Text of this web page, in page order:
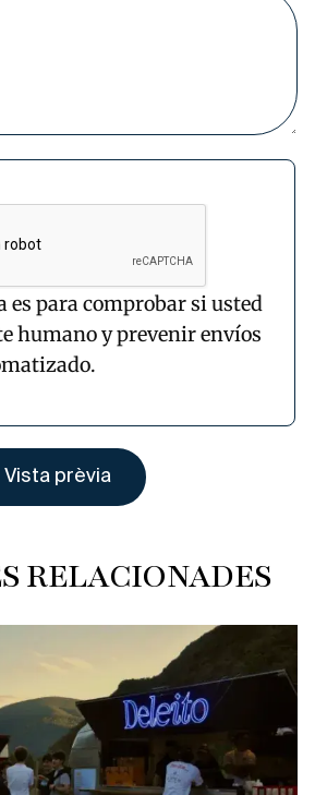
es para comprobar si usted
humano y prevenir envíos
RELACIONADES